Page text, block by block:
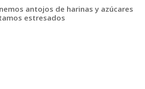
antojos de harinas y azúcares
estresados